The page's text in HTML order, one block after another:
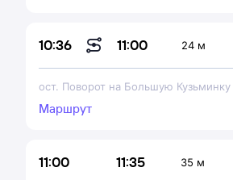
10:36 11:00 24 м
ост. Поворот на Большую Кузьминку
Маршрут
11:00 11:35 35 м